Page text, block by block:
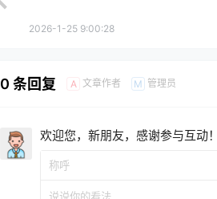
2026-1-25 9:00:28
0 条回复 A 文章作者 M 管理员
欢迎您，新朋友，感谢参与互动！